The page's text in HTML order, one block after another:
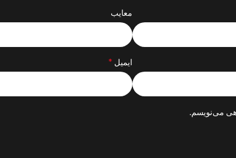
معایب
ایمیل *
می‌نویسم.